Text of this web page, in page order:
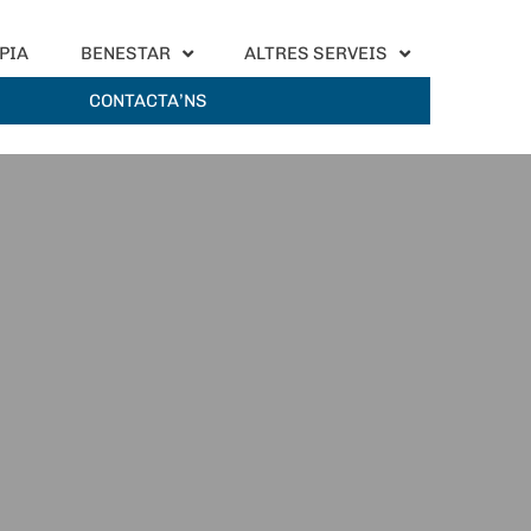
BENESTAR ALTRES SERVEIS
CONTACTA’NS